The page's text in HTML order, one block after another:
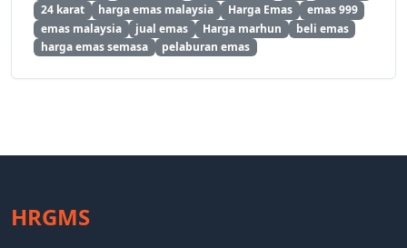
24 karat
harga emas malaysia Harga Emas
emas 999
emas malaysia
jual emas Harga marhun
beli emas
harga emas semasa
pelaburan emas
HRGMS